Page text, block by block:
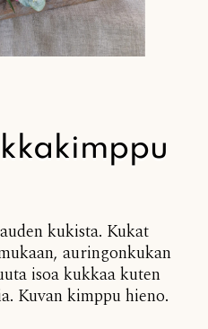
kukista. Kukat
auringonkukan
isoa kukkaa kuten
Kuvan kimppu hieno.